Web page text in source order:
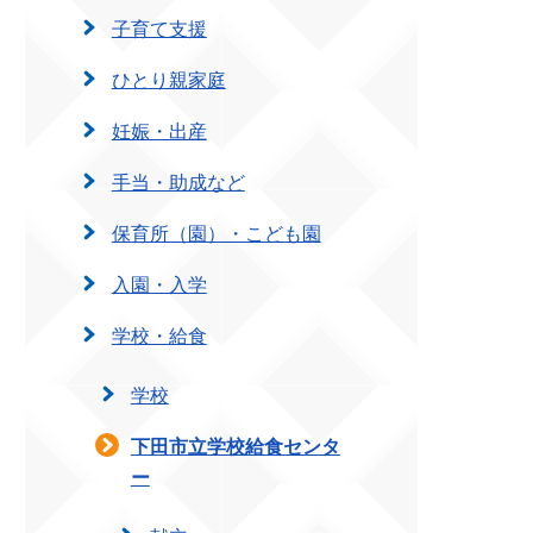
子育て支援
ひとり親家庭
妊娠・出産
手当・助成など
保育所（園）・こども園
入園・入学
学校・給食
学校
下田市立学校給食センタ
ー